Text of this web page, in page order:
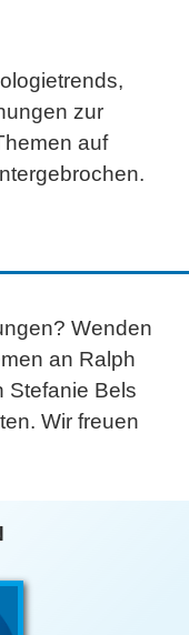
zur
auf
Wenden
an Ralph
Stefanie Bels
Wir freuen